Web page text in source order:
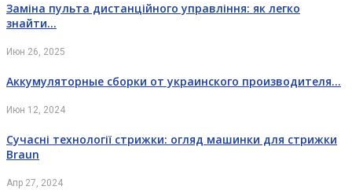
Заміна пульта дистанційного управління: як легко
знайти…
Июн 26, 2025
Аккумуляторные сборки от украинского производителя…
Июн 12, 2024
Сучасні технології стрижки: огляд машинки для стрижки
Braun
Апр 27, 2024